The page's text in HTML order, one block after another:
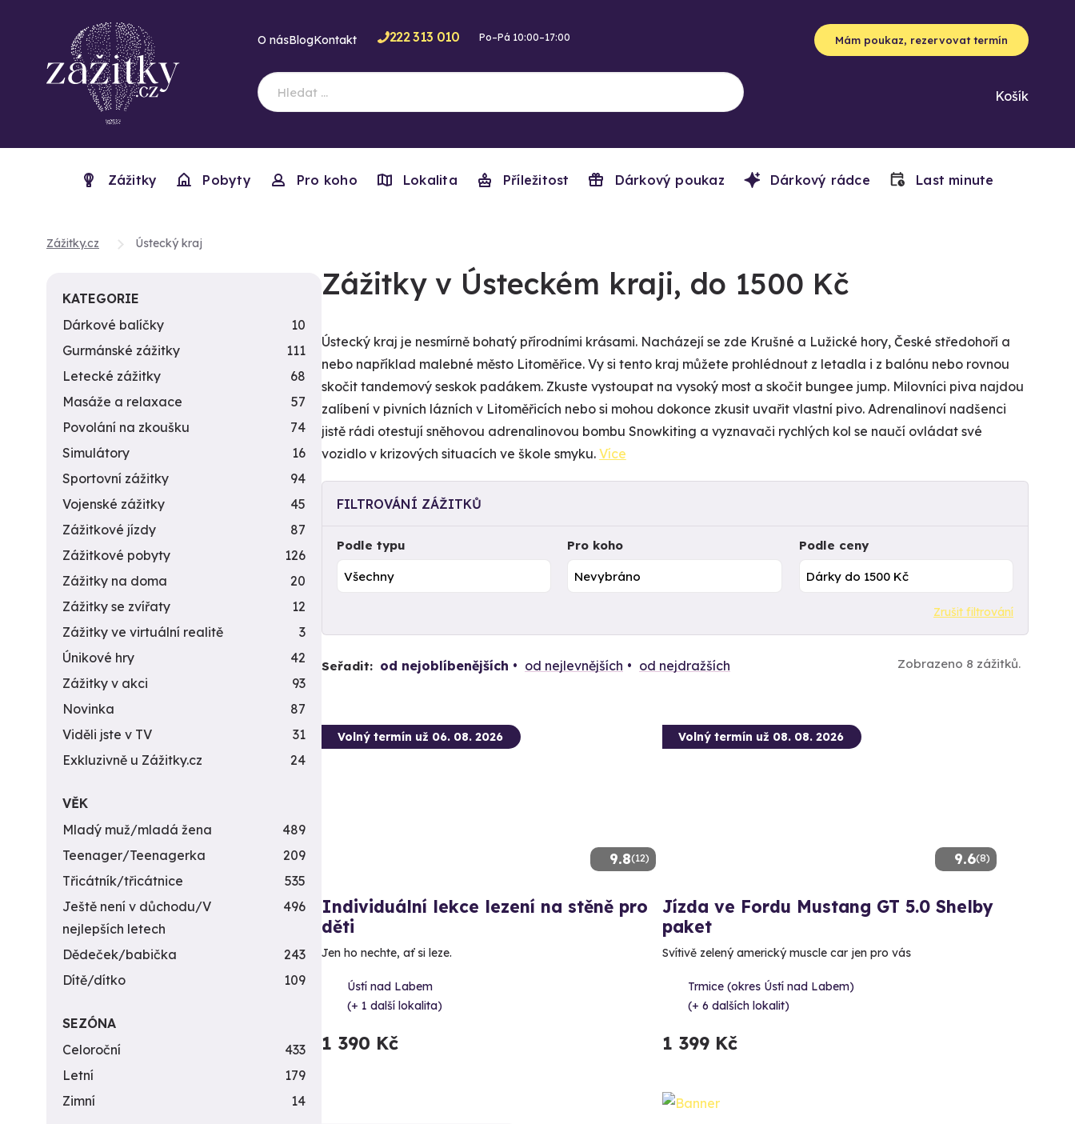
O násBlogKontakt 222 313 010 Po–Pá 10:00–17:00 Mám poukaz, rezervovat termín
Košík
Zážitky Pobyty Pro koho Lokalita Příležitost Dárkový poukaz Dárkový rádce Last minute
Zážitky.cz Ústecký kraj
Zážitky v Ústeckém kraji, do 1500 Kč
Ústecký kraj je nesmírně bohatý přírodními krásami. Nacházejí se zde Krušné a Lužické hory, České středohoří a
nebo například malebné město Litoměřice. Vy si tento kraj můžete prohlédnout z letadla i z balónu nebo rovnou
skočit tandemový seskok padákem. Zkuste vystoupat na vysoký most a skočit bungee jump. Milovníci piva najdou
zalíbení v pivních lázních v Litoměřicích nebo si mohou dokonce zkusit uvařit vlastní pivo. Adrenalinoví nadšenci
jistě rádi otestují sněhovou adrenalinovou bombu Snowkiting a vyznavači rychlých kol se naučí ovládat své
vozidlo v krizových situacích ve škole smyku. Více
FILTROVÁNÍ ZÁŽITKŮ
Podle typu Pro koho Podle ceny
Zrušit filtrování
Seřadit: od nejoblíbenějších od nejlevnějších od nejdražších Zobrazeno 8 zážitků.
9.8(12)
Volný termín už 06. 08. 2026
Individuální lekce lezení na stěně pro
děti
Jen ho nechte, ať si leze.
Ústí nad Labem
(+ 1 další lokalita)
1 390 Kč
9.6(8)
Volný termín už 08. 08. 2026
Jízda ve Fordu Mustang GT 5.0 Shelby
paket
Svítivě zelený americký muscle car jen pro vás
Trmice (okres Ústí nad Labem)
(+ 6 dalších lokalit)
1 399 Kč
KATEGORIE
Dárkové balíčky
10
Gurmánské zážitky
111
Letecké zážitky
68
Masáže a relaxace
57
Povolání na zkoušku
74
Simulátory
16
Sportovní zážitky
94
Vojenské zážitky
45
Zážitkové jízdy
87
Zážitkové pobyty
126
Zážitky na doma
20
Zážitky se zvířaty
12
Zážitky ve virtuální realitě
3
Únikové hry
42
Zážitky v akci
93
Novinka
87
Viděli jste v TV
31
Exkluzivně u Zážitky.cz
24
VĚK
Mladý muž/mladá žena
489
Teenager/Teenagerka
209
Třicátník/třicátnice
535
Ještě není v důchodu/V
nejlepších letech
496
Dědeček/babička
243
Dítě/dítko
109
SEZÓNA
Celoroční
433
Letní
179
Zimní
14